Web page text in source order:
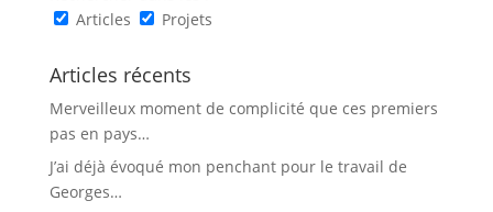
Articles
Projets
Articles récents
Merveilleux moment de complicité que ces premiers
pas en pays…
J’ai déjà évoqué mon penchant pour le travail de
Georges…